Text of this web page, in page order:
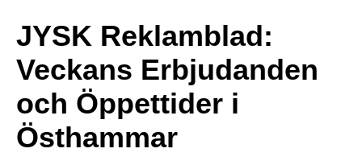
JYSK Reklamblad:
Veckans Erbjudanden
och Öppettider i
Östhammar